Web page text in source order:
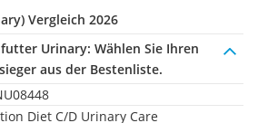
Vergleich 2026
Urinary: Wählen Sie Ihren
aus der Bestenliste.
Diet C/D Urinary Care